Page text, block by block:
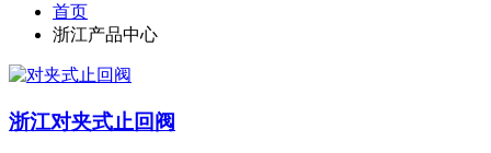
首页
浙江产品中心
浙江对夹式止回阀